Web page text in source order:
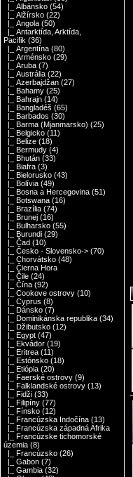
|_ Albánsko (54)
|_ Alžírsko (22)
|_ Angola (50)
|_ Antarktída, Arktída,
Pacifik (36)
|_ Argentína (80)
|_ Arménsko (29)
|_ Aruba (7)
|_ Austrália (22)
|_ Azerbajdžan (27)
|_ Bahamy (25)
|_ Bahrajn (14)
|_ Bangladéš (65)
|_ Barbados (30)
|_ Barma (Mjanmarsko) (25)
|_ Belgicko (11)
|_ Belize (18)
|_ Bermudy (4)
|_ Bhután (33)
|_ Biafra (3)
|_ Bielorusko (43)
|_ Bolívia (49)
|_ Bosna a Hercegovina (51)
|_ Botswana (16)
|_ Brazília (74)
|_ Brunej (16)
|_ Bulharsko (55)
|_ Burundi (29)
|_ Čad (10)
|_ Česko - Slovensko-> (70)
|_ Chorvátsko (48)
|_ Čierna Hora
|_ Čile (24)
|_ Čína (92)
|_ Cookove ostrovy (10)
|_ Cyprus (8)
|_ Dánsko (7)
|_ Dominikánska republika (34)
|_ Džibutsko (12)
|_ Egypt (47)
|_ Ekvádor (19)
|_ Eritrea (11)
|_ Estónsko (18)
|_ Etiópia (20)
|_ Faerské ostrovy (9)
|_ Falklandské ostrovy (13)
|_ Fidži (33)
|_ Filipíny (77)
|_ Fínsko (12)
|_ Francúzska Indočína (13)
|_ Francúzska západná Afrika
|_ Francúzske tichomorské
územia (8)
|_ Francúzsko (26)
|_ Gabon (7)
|_ Gambia (32)